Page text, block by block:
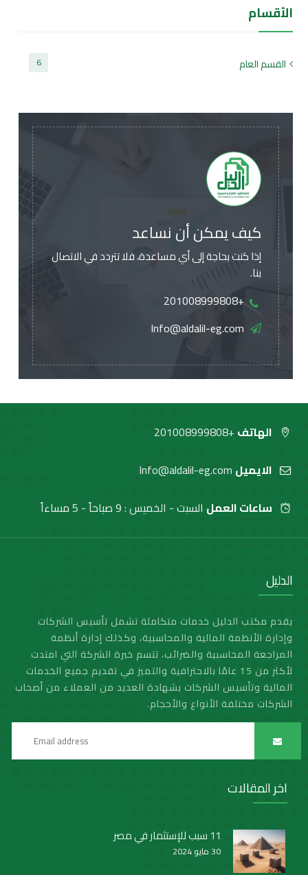
الأقسام
القسم العام 6
كيف يمكن أن نساعد
إذا كنت بحاجة إلى أي مساعدة، فلا تتردد في الاتصال
بنا.
+201008999808
Info@aldalil-eg.com
الهاتف +201008999808
الايميل
ساعات العمل السبت - الخميس : 9 صباحاً - 5 مساءاً
الدليل
يقدم مكتب الدليل خدمات متكاملة تشمل تأسيس الشركات
وإدارة الأنظمة المالية والمحاسبية، وكذلك إدارة أنظمة
المراجعة المحاسبية والضرائب، تتسم خبرة الشركة التي امتدت
لأكثر من 15 عامًا بالاحترافية والتميز في تقديم جميع الخدمات
المالية وتأسيس الشركات بشهادة العديد من العملاء من أصحاب
الشركات مختلفة الأنواع والأحجام.
اخر المقالات
11 سبب للإستثمار في مصر
30 مايو 2024